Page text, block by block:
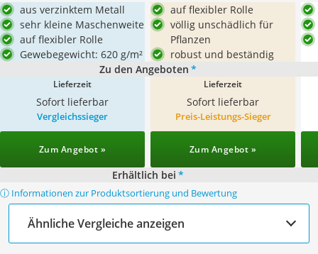
aus verzinktem Metall
sehr kleine Maschenweite
auf flexibler Rolle
Gewebegewicht: 620 g/m²
auf flexibler Rolle
völlig unschädlich für
Pflanzen
robust und beständig
Zu den Angeboten *
Lieferzeit
Sofort lieferbar
Lieferzeit
Sofort lieferbar
Vergleichssieger
Zum Angebot »
Preis-Leistungs-Sieger
Zum Angebot »
Erhältlich bei *
ⓘ Informationen zur Produktsortierung und Bewertung
Ähnliche Vergleiche anzeigen